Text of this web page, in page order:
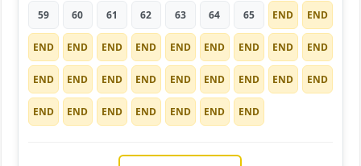
59 60 61 62 63 64 65 END END
END END END END END END END END END
END END END END END END END END END
END END END END END END END